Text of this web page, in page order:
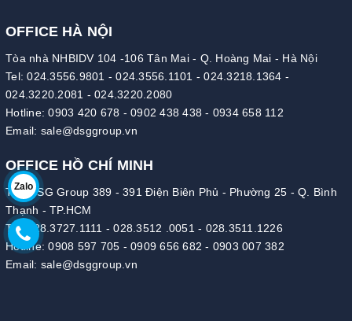
Zalo
OFFICE HÀ NỘI
Tòa nhà NHBIDV 104 -106 Tân Mai - Q. Hoàng Mai - Hà Nội
Tel:024.3556.9801 -024.3556.1101 -024.3218.1364 -
024.3220.2081 - 024.3220.2080
Hotline:0903 420 678 - 0902 438 438 - 0934 658 112
Email: sale@dsggroup.vn
OFFICE HỒ CHÍ MINH
Tòa DSG Group 389 - 391 Điện Biên Phủ - Phường 25 - Q. Bình
Thạnh - TP.HCM
Tel:
028.3727.1111 -028.3512 .0051 - 028.3511.1226
Hotline:0908 597 705 - 0909 656 682 - 0903 007 382
Email: sale@dsggroup.vn